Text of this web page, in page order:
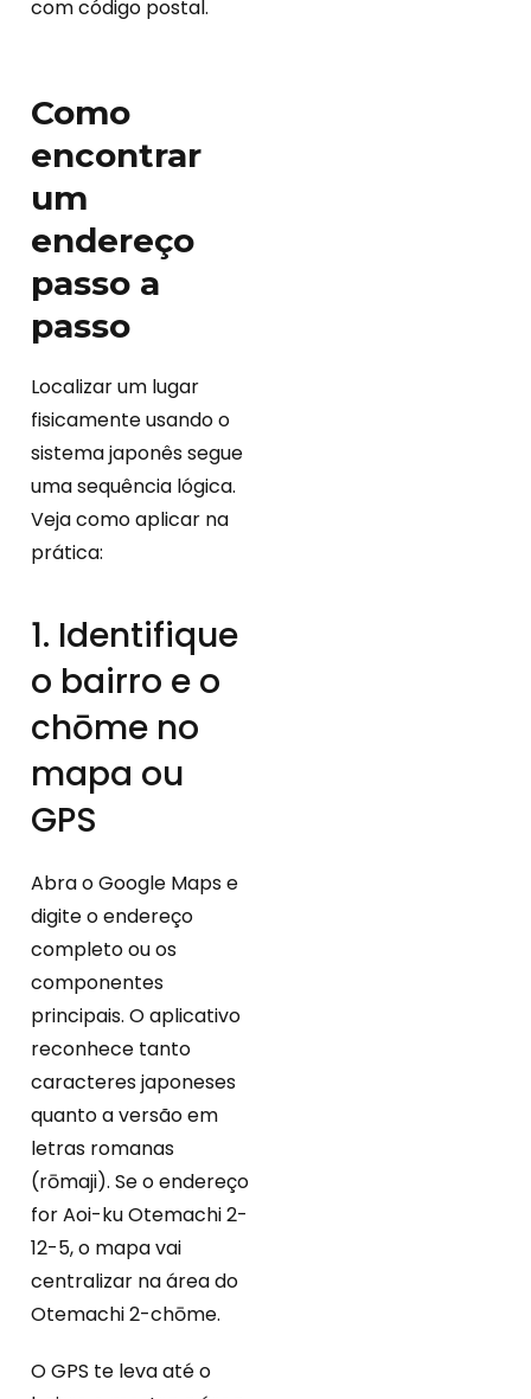
com código postal.
Como
encontrar
um
endereço
passo a
passo
Localizar um lugar
fisicamente usando o
sistema japonês segue
uma sequência lógica.
Veja como aplicar na
prática:
1. Identifique
o bairro e o
chōme no
mapa ou
GPS
Abra o Google Maps e
digite o endereço
completo ou os
componentes
principais. O aplicativo
reconhece tanto
caracteres japoneses
quanto a versão em
letras romanas
(rōmaji). Se o endereço
for Aoi-ku Otemachi 2-
12-5, o mapa vai
centralizar na área do
Otemachi 2-chōme.
O GPS te leva até o